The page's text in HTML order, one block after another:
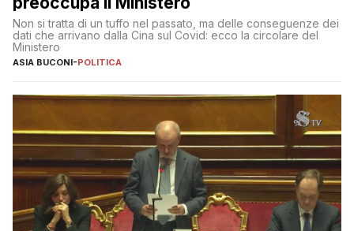
Non si tratta di un tuffo nel passato, ma delle conseguenze dei
dati che arrivano dalla Cina sul Covid: ecco la circolare del
Ministero
ASIA BUCONI-POLITICA